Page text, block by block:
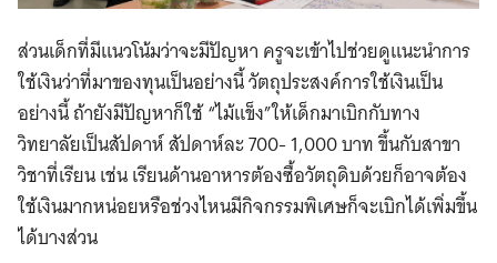
ส่วนเด็กที่มีแนวโน้มว่าจะมีปัญหา ครูจะเข้าไปช่วยดูแนะนำการ
ใช้เงินว่าที่มาของทุนเป็นอย่างนี้ วัตถุประสงค์การใช้เงินเป็น
อย่างนี้ ถ้ายังมีปัญหาก็ใช้ “ไม้แข็ง”ให้เด็กมาเบิกกับทาง
วิทยาลัยเป็นสัปดาห์ สัปดาห์ละ 700- 1,000 บาท ขึ้นกับสาขา
วิชาที่เรียน เช่น เรียนด้านอาหารต้องซื้อวัตถุดิบด้วยก็อาจต้อง
ใช้เงินมากหน่อยหรือช่วงไหนมีกิจกรรมพิเศษก็จะเบิกได้เพิ่มขึ้น
ได้บางส่วน